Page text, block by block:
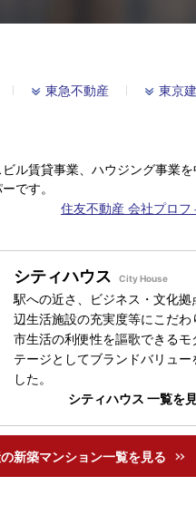
東急不動産 東京
ル賃貸事業、ハウジング事業
です。
住友不動産 会社プロフ
シティハウス
駅への近さ、ビジネス・文化拠
辺生活施設の充実度等にこだわ
市生活の利便性を謳歌できるモ
テージとしてブランドバリュー
した。
シティハウス 一覧を
新築マンション一覧を見る